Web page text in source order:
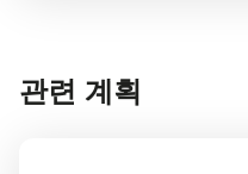
관련 계획